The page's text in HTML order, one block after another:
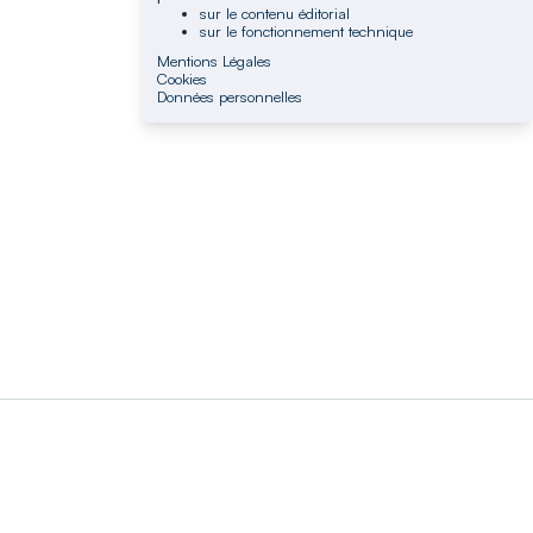
sur le contenu éditorial
sur le fonctionnement technique
Mentions Légales
Cookies
Données personnelles